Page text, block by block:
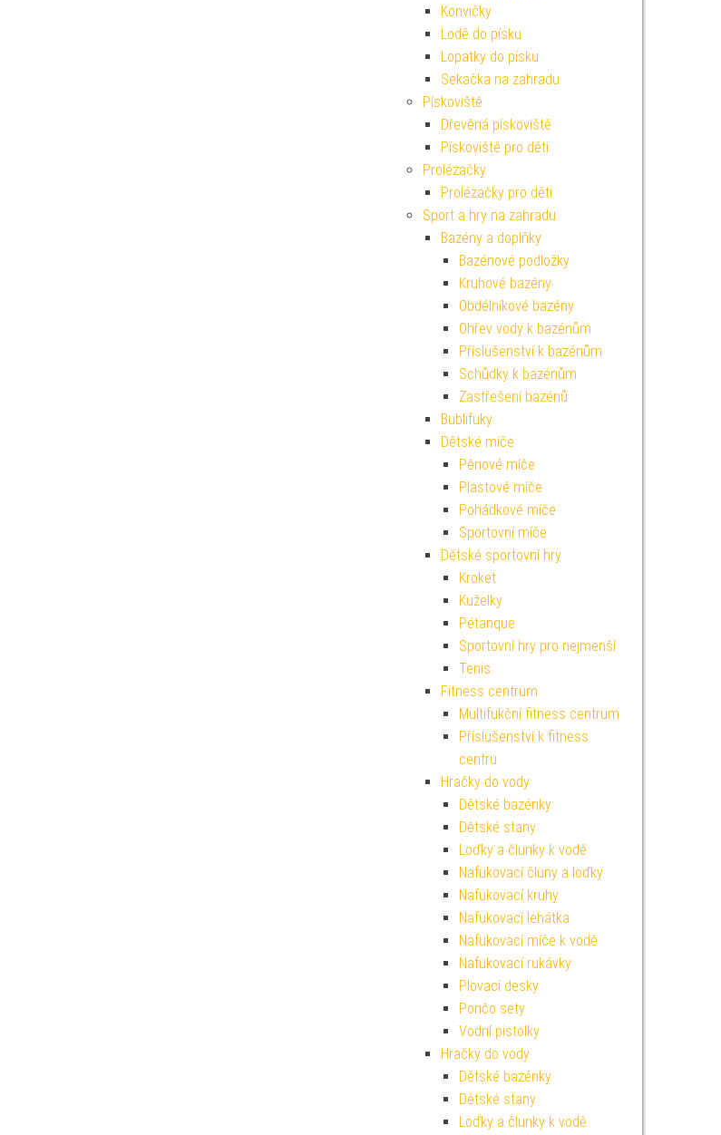
Konvičky
Lodě do písku
Lopatky do písku
Sekačka na zahradu
Pískoviště
Dřevěná pískoviště
Pískoviště pro děti
Prolézačky
Prolézačky pro děti
Sport a hry na zahradu
Bazény a doplňky
Bazénové podložky
Kruhové bazény
Obdélníkové bazény
Ohřev vody k bazénům
Příslušenství k bazénům
Schůdky k bazénům
Zastřešení bazénů
Bublifuky
Dětské míče
Pěnové míče
Plastové míče
Pohádkové míče
Sportovní míče
Dětské sportovní hry
Kroket
Kuželky
Pétanque
Sportovní hry pro nejmenší
Tenis
Fitness centrum
Multifukční fitness centrum
Příslušenství k fitness
centru
Hračky do vody
Dětské bazénky
Dětské stany
Loďky a člunky k vodě
Nafukovací čluny a loďky
Nafukovací kruhy
Nafukovací lehátka
Nafukovací míče k vodě
Nafukovací rukávky
Plovací desky
Pončo sety
Vodní pistolky
Hračky do vody
Dětské bazénky
Dětské stany
Loďky a člunky k vodě